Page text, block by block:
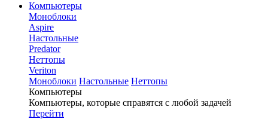
Компьютеры
Моноблоки
Aspire
Настольные
Predator
Неттопы
Veriton
Моноблоки Настольные Неттопы
Компьютеры
Компьютеры, которые справятся с любой задачей
Перейти